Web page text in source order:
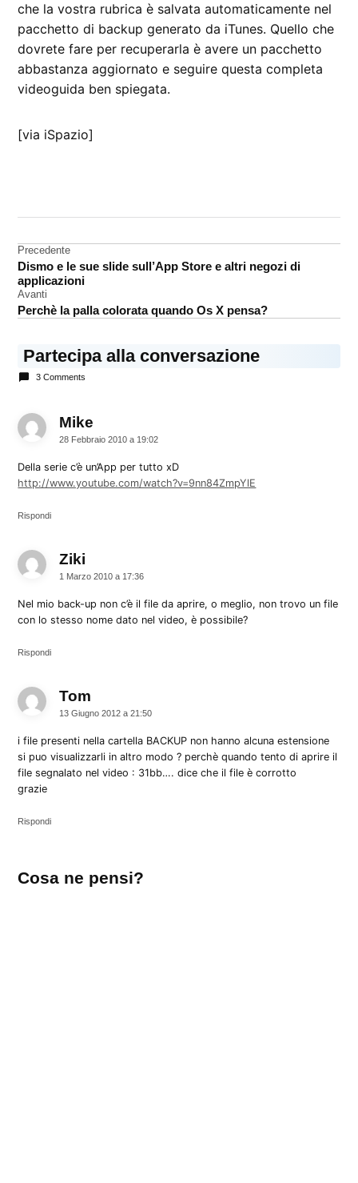
che la vostra rubrica è salvata automaticamente nel
pacchetto di backup generato da iTunes. Quello che
dovrete fare per recuperarla è avere un pacchetto
abbastanza aggiornato e seguire questa completa
videoguida ben spiegata.
[via iSpazio]
iPhone
video
Navigazione
articoli
Precedente
Dismo e le sue slide sull’App Store e altri negozi di
applicazioni
Avanti
Perchè la palla colorata quando Os X pensa?
Partecipa alla conversazione
3 Comments
Mike
28 Febbraio 2010 a 19:02
Della serie c’è un’App per tutto xD
http://www.youtube.com/watch?v=9nn84ZmpYlE
Rispondi
Ziki
1 Marzo 2010 a 17:36
Nel mio back-up non c’è il file da aprire, o meglio, non trovo un file
con lo stesso nome dato nel video, è possibile?
Rispondi
Tom
13 Giugno 2012 a 21:50
i file presenti nella cartella BACKUP non hanno alcuna estensione
si puo visualizzarli in altro modo ? perchè quando tento di aprire il
file segnalato nel video : 31bb…. dice che il file è corrotto
grazie
Rispondi
un
Cosa ne pensi?